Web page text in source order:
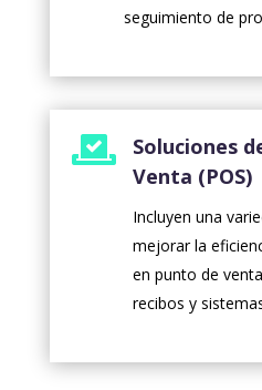
seguimiento de

Soluciones
Venta (POS)
Incluyen una
mejorar la
en punto de
recibos y